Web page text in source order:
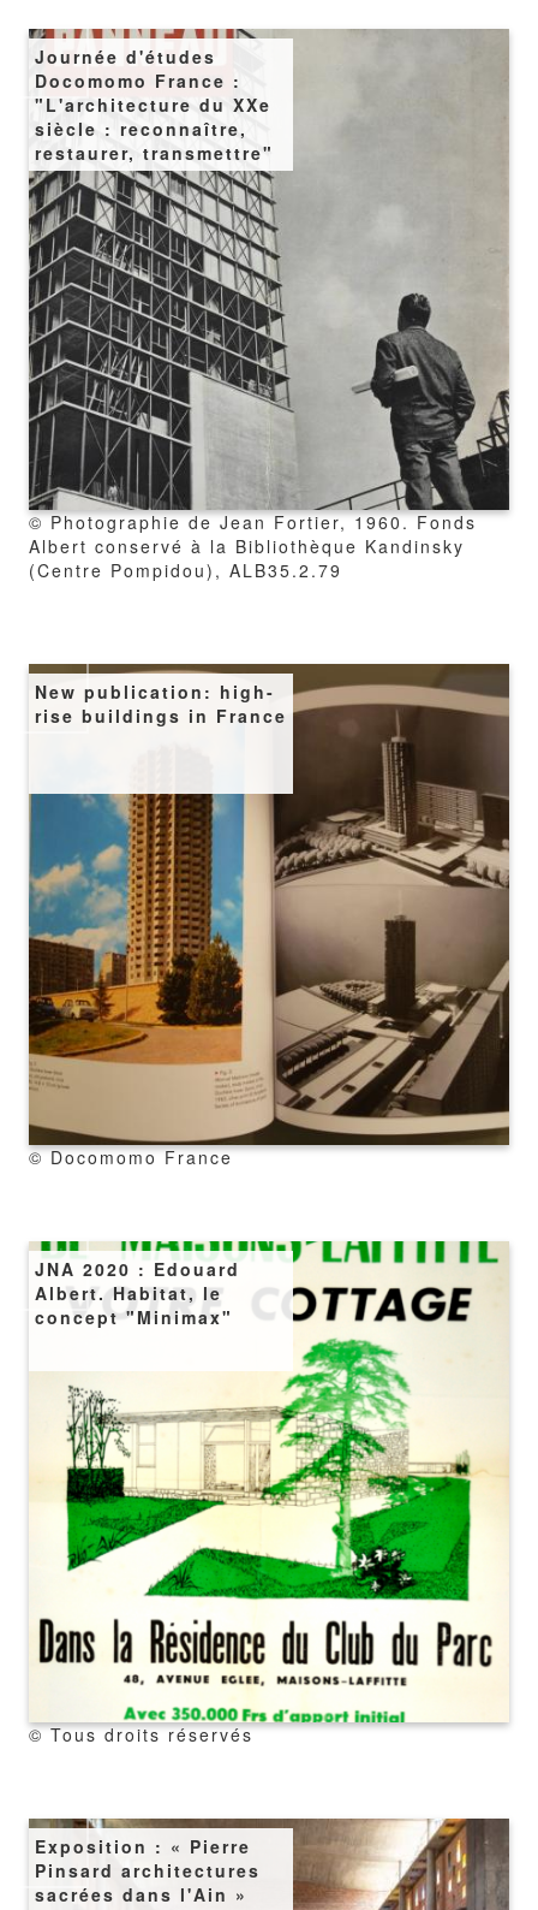
Journée d'études
Docomomo France :
"L'architecture du XXe
siècle : reconnaître,
restaurer, transmettre"
Image
copyright
© Photographie de Jean Fortier, 1960. Fonds
Albert conservé à la Bibliothèque Kandinsky
(Centre Pompidou), ALB35.2.79
New publication: high-
rise buildings in France
Image
copyright
© Docomomo France
JNA 2020 : Edouard
Albert. Habitat, le
concept "Minimax"
Image
copyright
© Tous droits réservés
Exposition : « Pierre
Pinsard architectures
sacrées dans l'Ain »
Image